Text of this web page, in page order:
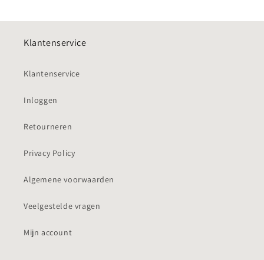
Klantenservice
Klantenservice
Inloggen
Retourneren
Privacy Policy
Algemene voorwaarden
Veelgestelde vragen
Mijn account